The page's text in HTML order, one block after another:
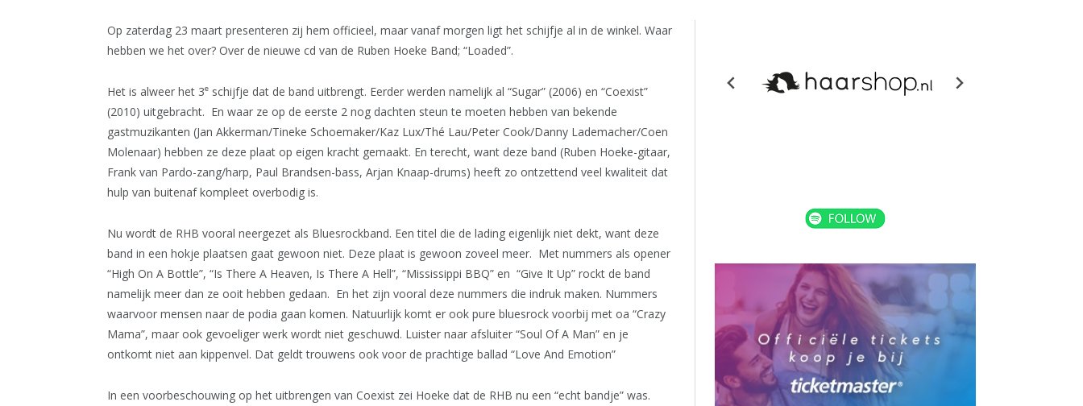
Op zaterdag 23 maart presenteren zij hem officieel, maar vanaf morgen ligt het schijfje al in de winkel. Waar
hebben we het over? Over de nieuwe cd van de Ruben Hoeke Band; “Loaded”.
Het is alweer het 3e schijfje dat de band uitbrengt. Eerder werden namelijk al “Sugar” (2006) en “Coexist”
(2010) uitgebracht. En waar ze op de eerste 2 nog dachten steun te moeten hebben van bekende
gastmuzikanten (Jan Akkerman/Tineke Schoemaker/Kaz Lux/Thé Lau/Peter Cook/Danny Lademacher/Coen
Molenaar) hebben ze deze plaat op eigen kracht gemaakt. En terecht, want deze band (Ruben Hoeke-gitaar,
Frank van Pardo-zang/harp, Paul Brandsen-bass, Arjan Knaap-drums) heeft zo ontzettend veel kwaliteit dat
hulp van buitenaf kompleet overbodig is.
Nu wordt de RHB vooral neergezet als Bluesrockband. Een titel die de lading eigenlijk niet dekt, want deze
band in een hokje plaatsen gaat gewoon niet. Deze plaat is gewoon zoveel meer. Met nummers als opener
“High On A Bottle”, “Is There A Heaven, Is There A Hell”, “Mississippi BBQ” en “Give It Up” rockt de band
namelijk meer dan ze ooit hebben gedaan. En het zijn vooral deze nummers die indruk maken. Nummers
waarvoor mensen naar de podia gaan komen. Natuurlijk komt er ook pure bluesrock voorbij met oa “Crazy
Mama”, maar ook gevoeliger werk wordt niet geschuwd. Luister naar afsluiter “Soul Of A Man” en je
ontkomt niet aan kippenvel. Dat geldt trouwens ook voor de prachtige ballad “Love And Emotion”
In een voorbeschouwing op het uitbrengen van Coexist zei Hoeke dat de RHB nu een “echt bandje” was.